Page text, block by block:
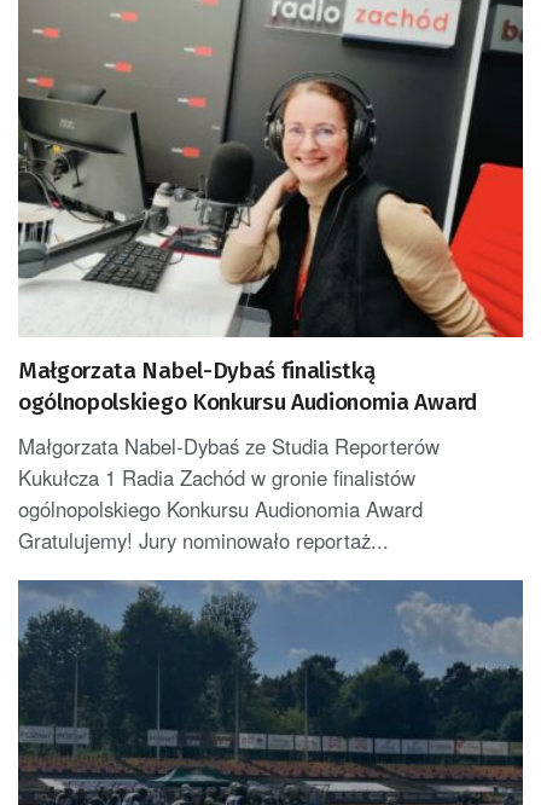
Małgorzata Nabel-Dybaś finalistką
ogólnopolskiego Konkursu Audionomia Award
Małgorzata Nabel-Dybaś ze Studia Reporterów
Kukułcza 1 Radia Zachód w gronie finalistów
ogólnopolskiego Konkursu Audionomia Award
Gratulujemy! Jury nominowało reportaż...